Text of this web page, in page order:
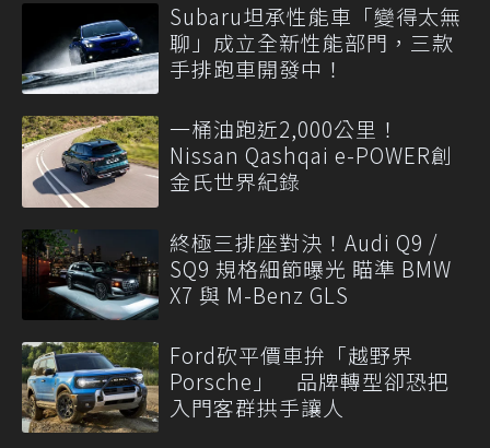
Subaru坦承性能車「變得太無
聊」成立全新性能部門，三款
手排跑車開發中！
一桶油跑近2,000公里！
Nissan Qashqai e-POWER創
金氏世界紀錄
終極三排座對決！Audi Q9 /
SQ9 規格細節曝光 瞄準 BMW
X7 與 M-Benz GLS
Ford砍平價車拚「越野界
Porsche」 品牌轉型卻恐把
入門客群拱手讓人